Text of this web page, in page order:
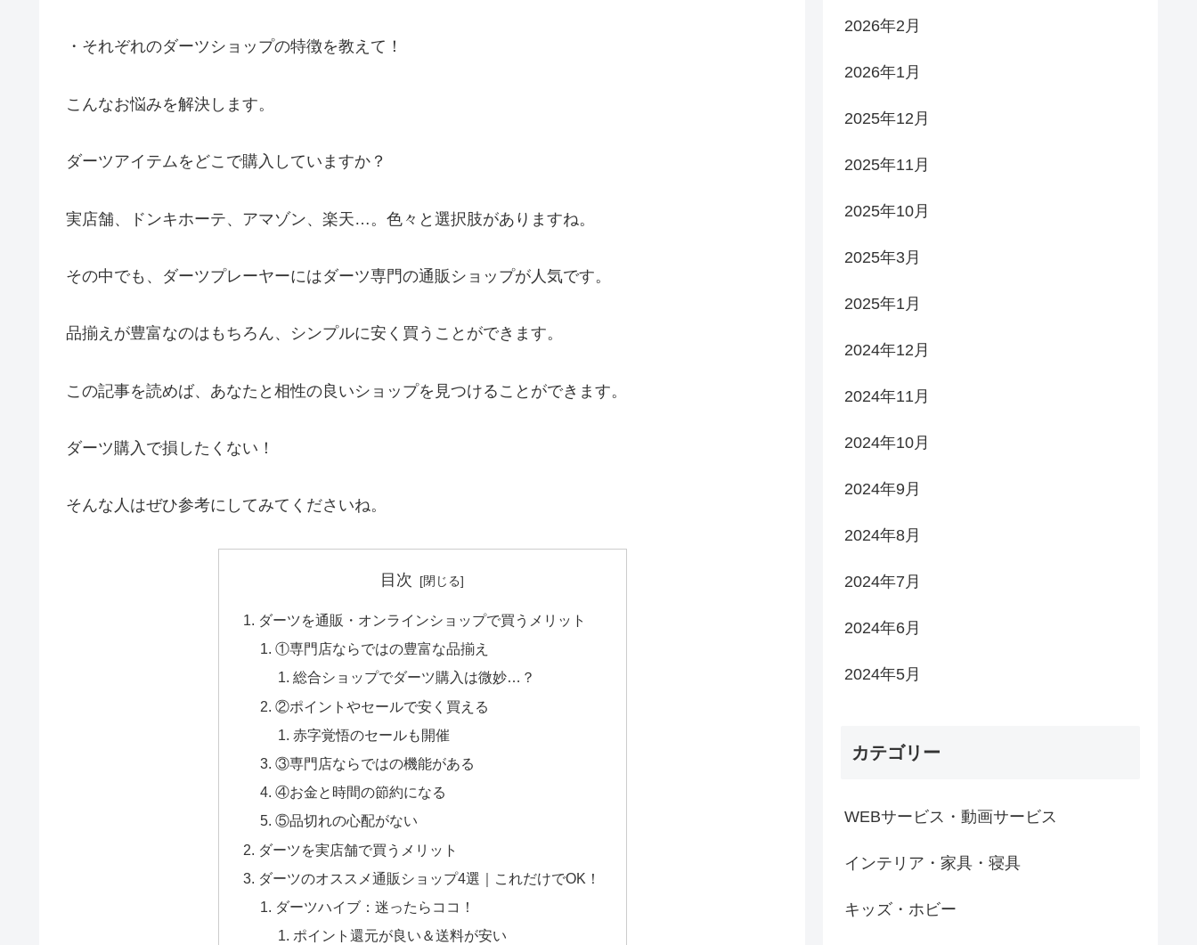
・それぞれのダーツショップの特徴を教えて！
こんなお悩みを解決します。
ダーツアイテムをどこで購入していますか？
実店舗、ドンキホーテ、アマゾン、楽天…。色々と選択肢がありますね。
その中でも、ダーツプレーヤーにはダーツ専門の通販ショップが人気です。
品揃えが豊富なのはもちろん、シンプルに安く買うことができます。
この記事を読めば、あなたと相性の良いショップを見つけることができます。
ダーツ購入で損したくない！
そんな人はぜひ参考にしてみてくださいね。
目次
ダーツを通販・オンラインショップで買うメリット
①専門店ならではの豊富な品揃え
総合ショップでダーツ購入は微妙…？
②ポイントやセールで安く買える
赤字覚悟のセールも開催
③専門店ならではの機能がある
④お金と時間の節約になる
⑤品切れの心配がない
ダーツを実店舗で買うメリット
ダーツのオススメ通販ショップ4選｜これだけでOK！
ダーツハイブ：迷ったらココ！
ポイント還元が良い＆送料が安い
2026年2月
2026年1月
2025年12月
2025年11月
2025年10月
2025年3月
2025年1月
2024年12月
2024年11月
2024年10月
2024年9月
2024年8月
2024年7月
2024年6月
2024年5月
カテゴリー
WEBサービス・動画サービス
インテリア・家具・寝具
キッズ・ホビー